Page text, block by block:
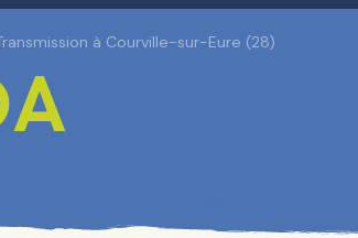
à Courville-sur-Eure (28)